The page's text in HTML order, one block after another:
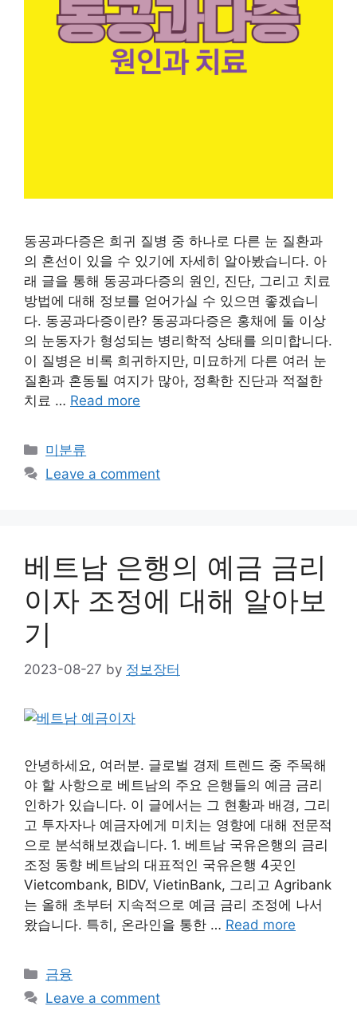
동공과다증은 희귀 질병 중 하나로 다른 눈 질환과
의 혼선이 있을 수 있기에 자세히 알아봤습니다. 아
래 글을 통해 동공과다증의 원인, 진단, 그리고 치료
방법에 대해 정보를 얻어가실 수 있으면 좋겠습니
다. 동공과다증이란? 동공과다증은 홍채에 둘 이상
의 눈동자가 형성되는 병리학적 상태를 의미합니다.
이 질병은 비록 희귀하지만, 미묘하게 다른 여러 눈
질환과 혼동될 여지가 많아, 정확한 진단과 적절한
치료 … Read more
Categories
미분류
Leave a comment
베트남 은행의 예금 금리
이자 조정에 대해 알아보
기
2023-08-27 by 정보장터
안녕하세요, 여러분. 글로벌 경제 트렌드 중 주목해
야 할 사항으로 베트남의 주요 은행들의 예금 금리
인하가 있습니다. 이 글에서는 그 현황과 배경, 그리
고 투자자나 예금자에게 미치는 영향에 대해 전문적
으로 분석해보겠습니다. 1. 베트남 국유은행의 금리
조정 동향 베트남의 대표적인 국유은행 4곳인
Vietcombank, BIDV, VietinBank, 그리고 Agribank
는 올해 초부터 지속적으로 예금 금리 조정에 나서
왔습니다. 특히, 온라인을 통한 … Read more
Categories
금융
Leave a comment